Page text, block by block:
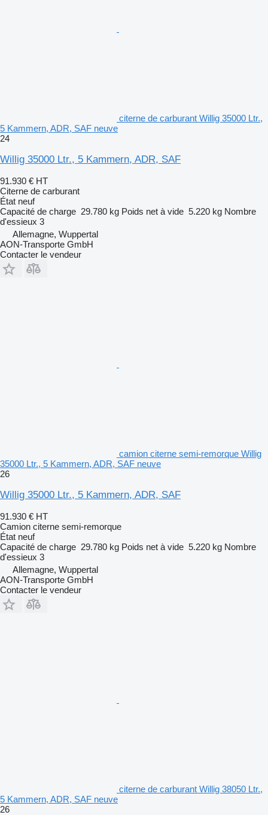
citerne de carburant Willig 35000 Ltr.,
5 Kammern, ADR, SAF neuve
24
Willig 35000 Ltr., 5 Kammern, ADR, SAF
91.930 € HT
Citerne de carburant
État neuf
Capacité de charge 29.780 kg Poids net à vide 5.220 kg Nombre
d'essieux 3
Allemagne, Wuppertal
AON-Transporte GmbH
Contacter le vendeur
camion citerne semi-remorque Willig
35000 Ltr., 5 Kammern, ADR, SAF neuve
26
Willig 35000 Ltr., 5 Kammern, ADR, SAF
91.930 € HT
Camion citerne semi-remorque
État neuf
Capacité de charge 29.780 kg Poids net à vide 5.220 kg Nombre
d'essieux 3
Allemagne, Wuppertal
AON-Transporte GmbH
Contacter le vendeur
citerne de carburant Willig 38050 Ltr.,
5 Kammern, ADR, SAF neuve
26